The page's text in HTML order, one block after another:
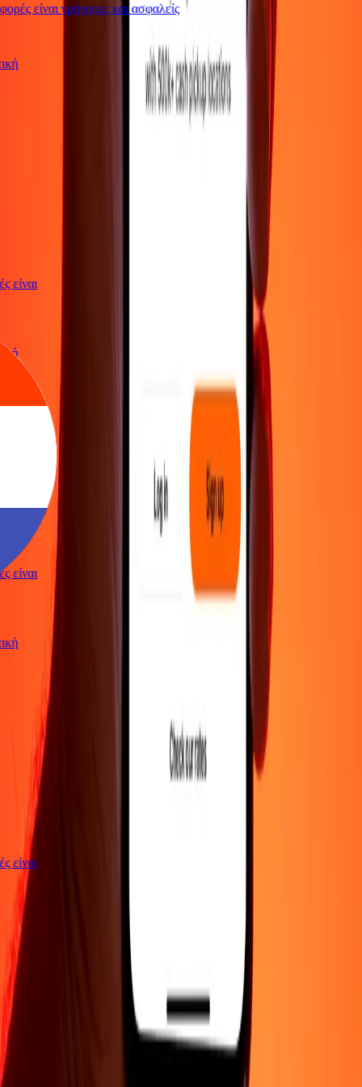
είναι γρήγορες και ασφαλείς
είναι
είναι
είναι
ΕΤΑΙΡΕΙΑ
Σχετικά με εμάς
Θέσεις εργασίαςΑσφάλεια
πράκτορας
ΥΠΟΣΤΗΡΙΞΗ
Πολιτική απορρήτου
Ειδοποίηση για cookiesΌροι και
Κέντρο βοήθειας